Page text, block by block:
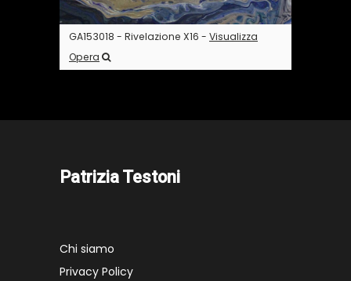
GA153018 - Rivelazione X16 - Visualizza
Opera
Patrizia Testoni
Chi siamo
Privacy Policy